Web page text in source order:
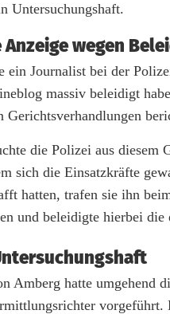
Untersuchungshaft.
wegen
ein Journalist bei der
massiv beleidigt
Gerichtsverhandlungen
die Polizei aus
sich die Einsatzkräfte
hatten, trafen sie ihn
und beleidigte hierbei die
Amberg hatte umgehend